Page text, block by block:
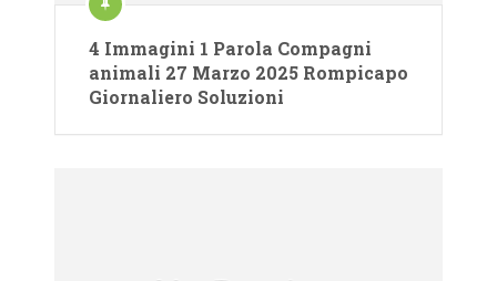
4 Immagini 1 Parola Compagni
animali 27 Marzo 2025 Rompicapo
Giornaliero Soluzioni